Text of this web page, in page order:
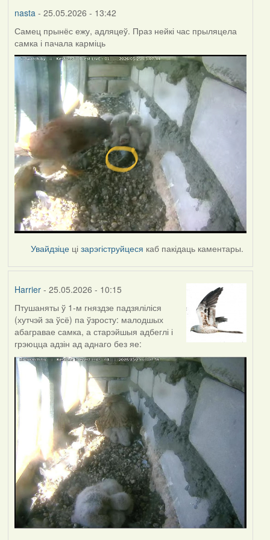
nasta- 25.05.2026 - 13:42
Самец прынёс ежу, адляцеў. Праз нейкі час прыляцела
самка і пачала карміць
Увайдзіце цізарэгіструйцеся каб пакідаць каментары.
Harrier- 25.05.2026 - 10:15
Птушаняты ў 1-м гняздзе падзяліліся
(хутчэй за ўсё) па ўзросту: малодшых
абагравае самка, а старэйшыя адбеглі і
грэюцца адзін ад аднаго без яе: